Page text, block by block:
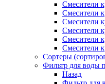
Смесители
Смесители
Смесители
Смесители
Смесители
Смесители
Сортеры
Фильтр для воды
Назад